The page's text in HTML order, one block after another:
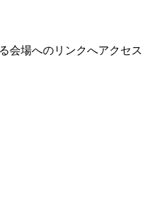
会場へのリンクへアクセス